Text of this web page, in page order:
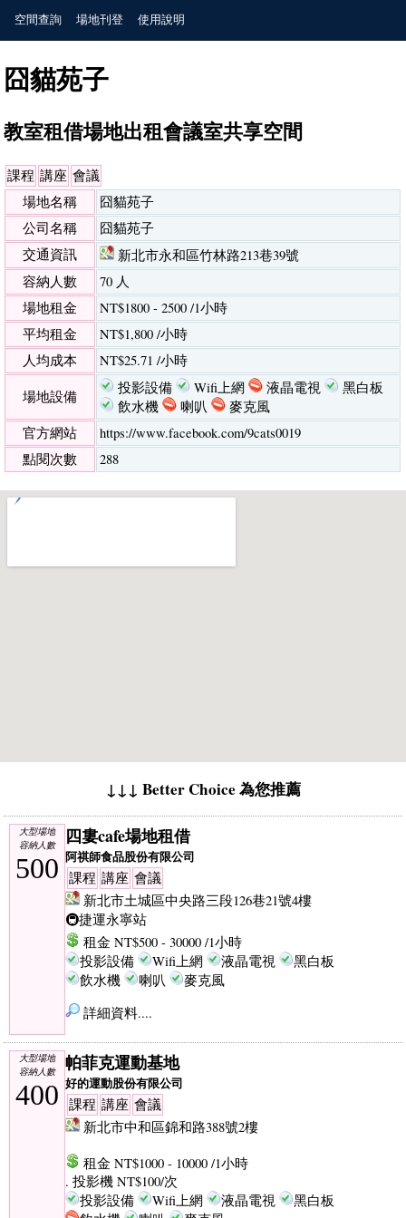
空間查詢 場地刊登 使用說明
囧貓苑子
教室租借場地出租會議室共享空間
課程 講座 會議
場地名稱
囧貓苑子
公司名稱
囧貓苑子
交通資訊
新北市永和區竹林路213巷39號
容納人數
70 人
場地租金
NT$1800 - 2500 /1小時
平均租金
NT$1,800 /小時
人均成本
NT$25.71 /小時
場地設備
投影設備 Wifi上網 液晶電視
黑白板
飲水機
喇叭
麥克風
官方網站
https://www.facebook.com/9cats0019
點閱次數
288
↓↓↓ Better Choice 為您推薦
大型場地
容納人數
500
四婁cafe場地租借
阿祺師食品股份有限公司
課程 講座 會議
新北市土城區中央路三段126巷21號4樓
🚇捷運永寧站
租金 NT$500 - 30000 /1小時
投影設備
Wifi上網 液晶電視
黑白板
飲水機
喇叭
麥克風
詳細資料....
大型場地
容納人數
400
帕菲克運動基地
好的運動股份有限公司
課程 講座 會議
新北市中和區錦和路388號2樓
租金 NT$1000 - 10000 /1小時
. 投影機 NT$100/次
投影設備
Wifi上網 液晶電視
黑白板